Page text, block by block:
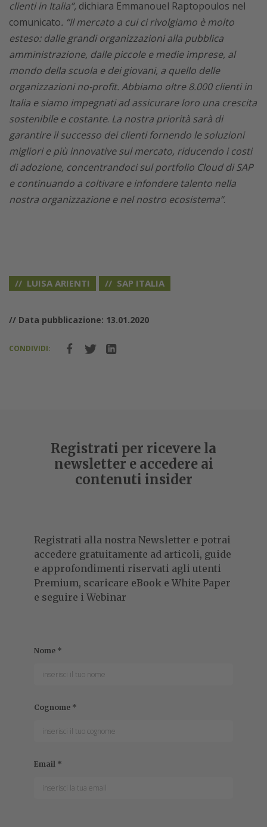
clienti in Italia”, dichiara Emmanouel Raptopoulos nel
comunicato. “Il mercato a cui ci rivolgiamo è molto
esteso: dalle grandi organizzazioni alla pubblica
amministrazione, dalle piccole e medie imprese, al
mondo della scuola e dei giovani, a quello delle
organizzazioni no-profit. Abbiamo oltre 8.000 clienti in
Italia e siamo impegnati ad assicurare loro una crescita
sostenibile e costante. La nostra priorità sarà di
garantire il successo dei clienti fornendo le soluzioni
migliori e più innovative sul mercato, riducendo i costi
di adozione, concentrandoci sul portfolio Cloud di SAP
e continuando a coltivare e infondere talento nella
nostra organizzazione e nel nostro ecosistema”.
LUISA ARIENTI SAP ITALIA
// Data pubblicazione: 13.01.2020
CONDIVIDI:
Registrati per ricevere la
newsletter e accedere ai
contenuti insider
Registrati alla nostra Newsletter e potrai
accedere gratuitamente ad articoli, guide
e approfondimenti riservati agli utenti
Premium, scaricare eBook e White Paper
e seguire i Webinar
Nome *
Cognome *
Email *